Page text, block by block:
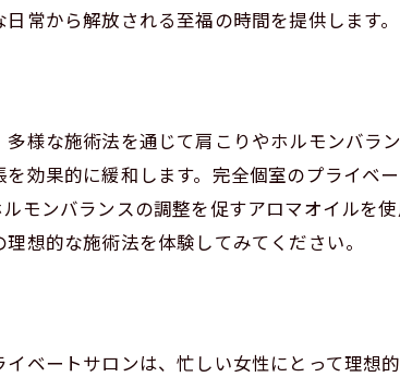
完全個室で心身共にリラックス
代々木駅近くで肩こりを解消する方法
現代女性にぴったりのリンパマッサージ
男性セラピストが提供する安心の施術
肩こり改善のための施術メニュー紹介
性セラピストによる千駄ヶ谷のリンパマッサ
常から解放される至福の時間を提供します。
様な施術法を通じて肩こりやホルモンバラ
効果的に緩和します。完全個室のプライベ
モンバランスの調整を促すアロマオイルを
想的な施術法を体験してみてください。
ベートサロンは、忙しい女性にとって理想